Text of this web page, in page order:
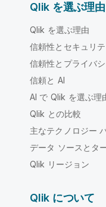
Qlik を選ぶ理由
Qlik を選ぶ理由
信頼性とセキュリテ
信頼性とプライバ
信頼と AI
AI で Qlik を選ぶ理
Qlik との比較
主なテクノロジー
データ ソースとタ
Qlik リージョン
Qlik について